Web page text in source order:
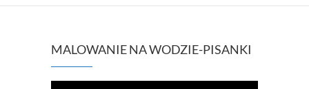
MALOWANIE NA WODZIE-PISANKI